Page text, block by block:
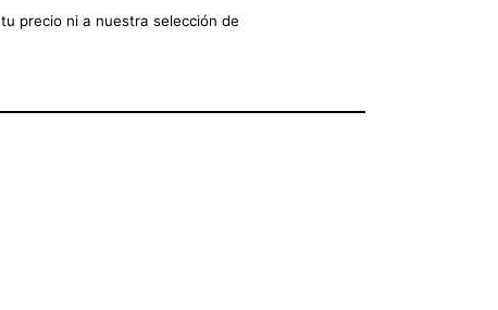
precio ni a nuestra selección de